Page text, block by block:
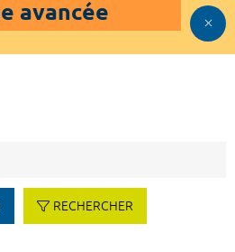
avancée
RECHERCHER